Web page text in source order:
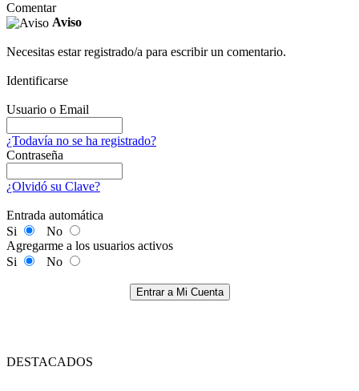
Comentar
Aviso
Necesitas estar registrado/a para escribir un comentario.
Identificarse
Usuario o Email
¿Todavía no se ha registrado?
Contraseña
¿Olvidó su Clave?
Entrada automática
Si
No
Agregarme a los usuarios activos
Si
No
Entrar a Mi Cuenta
DESTACADOS